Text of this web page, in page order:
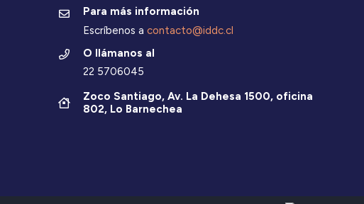
Para más información
Escríbenos a contacto@iddc.cl
O llámanos al
22 5706045
Zoco Santiago, Av. La Dehesa 1500, oficina
802, Lo Barnechea